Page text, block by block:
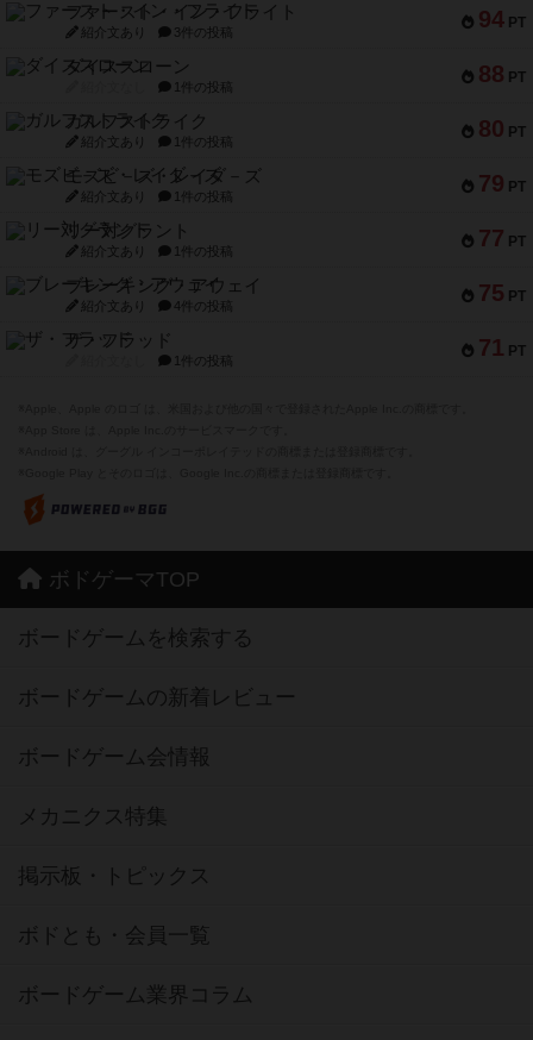
94 PT
ファースト・イン・フライト
紹介文あり 3件の投稿
88 PT
ダイススローン
1件の投稿
80 PT
ガルフストライク
紹介文あり 1件の投稿
79 PT
モズビ－ズ・レイダ－ズ
紹介文あり 1件の投稿
77 PT
リー対グラント
紹介文あり 1件の投稿
75 PT
ブレーキング・アウェイ
紹介文あり 4件の投稿
71 PT
ザ・フラッド
1件の投稿
ボドゲーマTOP
ボードゲームを検索する
ボードゲームの新着レビュー
ボードゲーム会情報
メカニクス特集
掲示板・トピックス
ボドとも・会員一覧
ボードゲーム業界コラム